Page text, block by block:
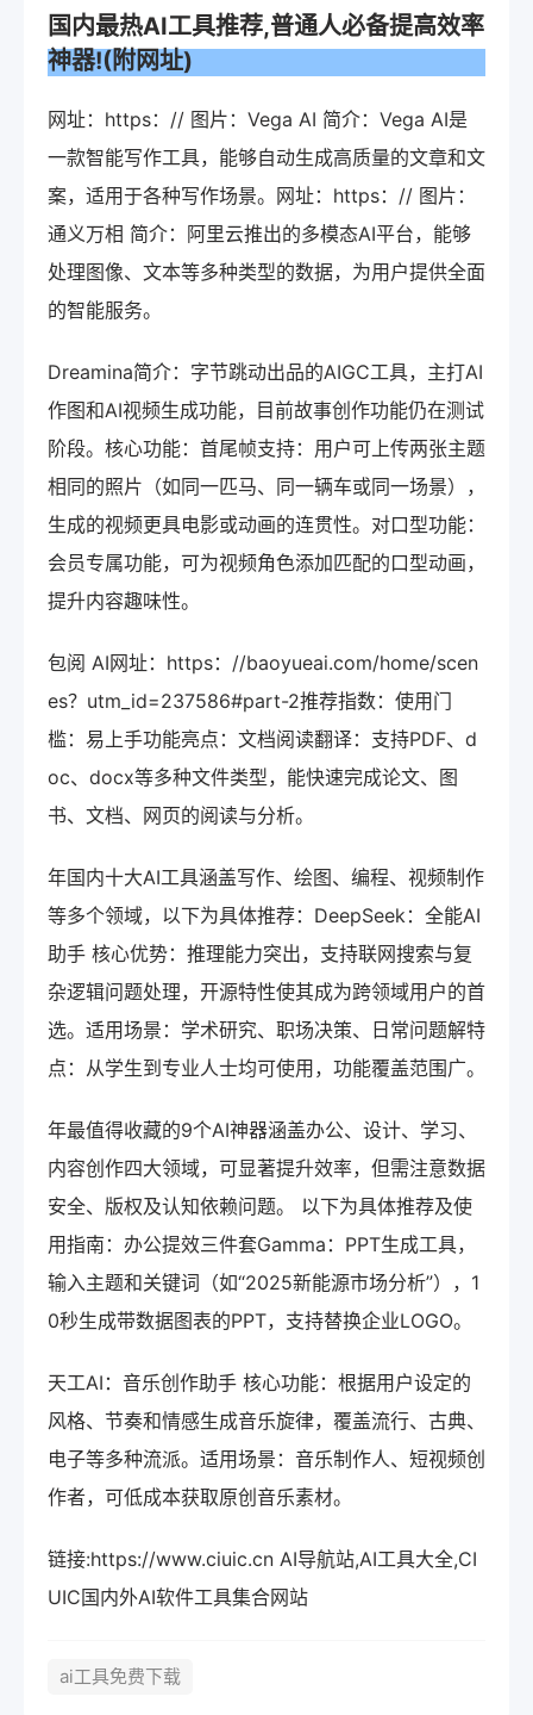
国内最热AI工具推荐,普通人必备提高效率
神器!(附网址)
网址：https：// 图片：Vega AI 简介：Vega AI是
一款智能写作工具，能够自动生成高质量的文章和文
案，适用于各种写作场景。网址：https：// 图片：
通义万相 简介：阿里云推出的多模态AI平台，能够
处理图像、文本等多种类型的数据，为用户提供全面
的智能服务。
Dreamina简介：字节跳动出品的AIGC工具，主打AI
作图和AI视频生成功能，目前故事创作功能仍在测试
阶段。核心功能：首尾帧支持：用户可上传两张主题
相同的照片（如同一匹马、同一辆车或同一场景），
生成的视频更具电影或动画的连贯性。对口型功能：
会员专属功能，可为视频角色添加匹配的口型动画，
提升内容趣味性。
包阅 AI网址：https：//baoyueai.com/home/scen
es？utm_id=237586#part-2推荐指数：使用门
槛：易上手功能亮点：文档阅读翻译：支持PDF、d
oc、docx等多种文件类型，能快速完成论文、图
书、文档、网页的阅读与分析。
年国内十大AI工具涵盖写作、绘图、编程、视频制作
等多个领域，以下为具体推荐：DeepSeek：全能AI
助手 核心优势：推理能力突出，支持联网搜索与复
杂逻辑问题处理，开源特性使其成为跨领域用户的首
选。适用场景：学术研究、职场决策、日常问题解特
点：从学生到专业人士均可使用，功能覆盖范围广。
年最值得收藏的9个AI神器涵盖办公、设计、学习、
内容创作四大领域，可显著提升效率，但需注意数据
安全、版权及认知依赖问题。 以下为具体推荐及使
用指南：办公提效三件套Gamma：PPT生成工具，
输入主题和关键词（如“2025新能源市场分析”），1
0秒生成带数据图表的PPT，支持替换企业LOGO。
天工AI：音乐创作助手 核心功能：根据用户设定的
风格、节奏和情感生成音乐旋律，覆盖流行、古典、
电子等多种流派。适用场景：音乐制作人、短视频创
作者，可低成本获取原创音乐素材。
链接:https://www.ciuic.cn AI导航站,AI工具大全,CI
UIC国内外AI软件工具集合网站
ai工具免费下载